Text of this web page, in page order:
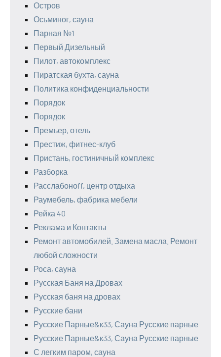
Остров
Осьминог, сауна
Парная №1
Первый Дизельный
Пилот, автокомплекс
Пиратская бухта, сауна
Политика конфиденциальности
Порядок
Порядок
Премьер, отель
Престиж, фитнес-клуб
Пристань, гостиничный комплекс
Разборка
Расслабоноff, центр отдыха
Раумебель, фабрика мебели
Рейка 40
Реклама и Контакты
Ремонт автомобилей. Замена масла. Ремонт
любой сложности
Роса, сауна
Русская Баня на Дровах
Русская баня на дровах
Русские бани
Русские Парные&к33, Сауна Русские парные
Русские Парные&к33, Сауна Русские парные
С легким паром, сауна